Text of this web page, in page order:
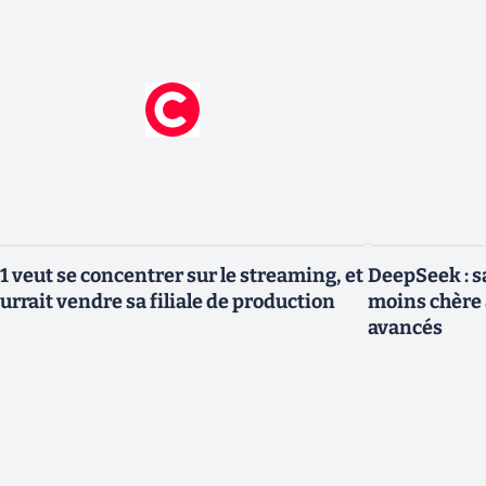
veut se concentrer sur le streaming, et
vendre sa filiale de production
DeepSeek :
moins
avancés